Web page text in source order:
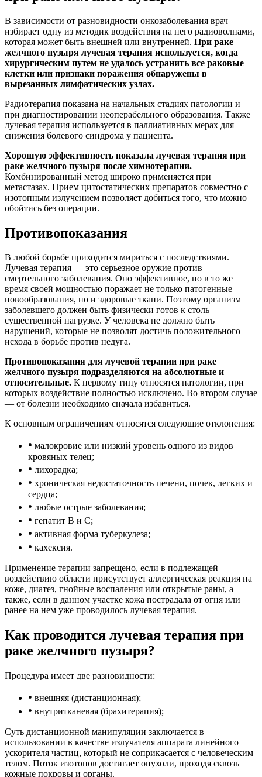
В зависимости от разновидности онкозаболевания врач
избирает одну из методик воздействия на него радиоволнами,
которая может быть внешней или внутренней. При раке
желчного пузыря лучевая терапия используется, когда
хирургическим путем не удалось устранить все раковые
клетки или признаки поражения обнаружены в
вырезанных лимфатических узлах.
Радиотерапия показана на начальных стадиях патологии и
при диагностировании неоперабельного образования. Также
лучевая терапия используется в паллиативных мерах для
снижения болевого синдрома у пациента.
Хорошую эффективность показала лучевая терапия при
раке желчного пузыря после химиотерапии.
Комбинированный метод широко применяется при
метастазах. Прием цитостатических препаратов совместно с
изотопным излучением позволяет добиться того, что можно
обойтись без операции.
Противопоказания
В любой борьбе приходится мириться с последствиями.
Лучевая терапия — это серьезное оружие против
смертельного заболевания. Оно эффективное, но в то же
время своей мощностью поражает не только патогенные
новообразования, но и здоровые ткани. Поэтому организм
заболевшего должен быть физически готов к столь
существенной нагрузке. У человека не должно быть
нарушений, которые не позволят достичь положительного
исхода в борьбе против недуга.
Противопоказания для лучевой терапии при раке
желчного пузыря подразделяются на абсолютные и
относительные. К первому типу относятся патологии, при
которых воздействие полностью исключено. Во втором случае
— от болезни необходимо сначала избавиться.
К основным ограничениям относятся следующие отклонения:
• малокровие или низкий уровень одного из видов
кровяных телец;
• лихорадка;
• хроническая недостаточность печени, почек, легких и
сердца;
• любые острые заболевания;
• гепатит B и C;
• активная форма туберкулеза;
• кахексия.
Применение терапии запрещено, если в подлежащей
воздействию области присутствует аллергическая реакция на
коже, диатез, гнойные воспаления или открытые раны, а
также, если в данном участке кожа пострадала от огня или
ранее на нем уже проводилось лучевая терапия.
Как проводится лучевая терапия при
раке желчного пузыря?
Процедура имеет две разновидности:
• внешняя (дистанционная);
• внутритканевая (брахитерапия);
Суть дистанционной манипуляции заключается в
использовании в качестве излучателя аппарата линейного
ускорителя частиц, который не соприкасается с человеческим
телом. Поток изотопов достигает опухоли, проходя сквозь
кожные покровы и органы.